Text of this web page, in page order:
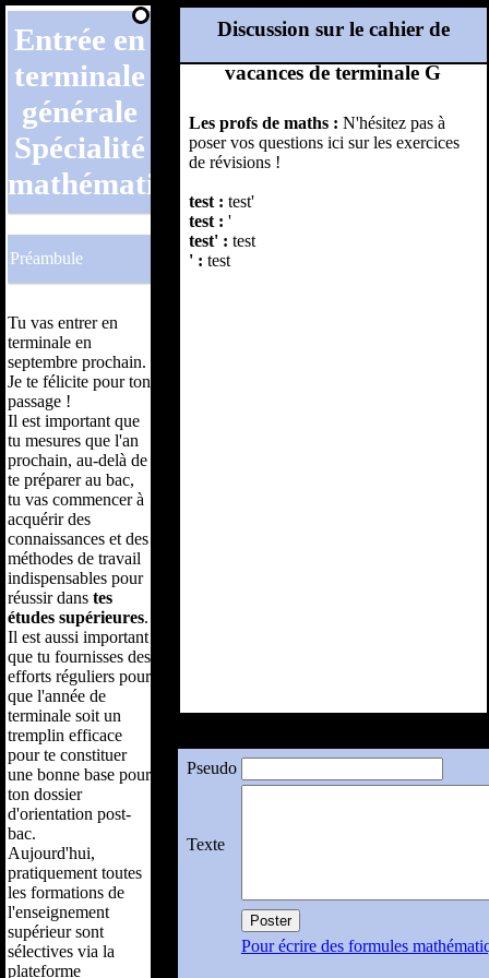
Discussion sur le cahier de
vacances de terminale G
Les profs de maths : N'hésitez pas à
poser vos questions ici sur les exercices
de révisions !
test : test'
test : '
test' : test
' : test
Pseudo
Texte
Pour écrire des formules